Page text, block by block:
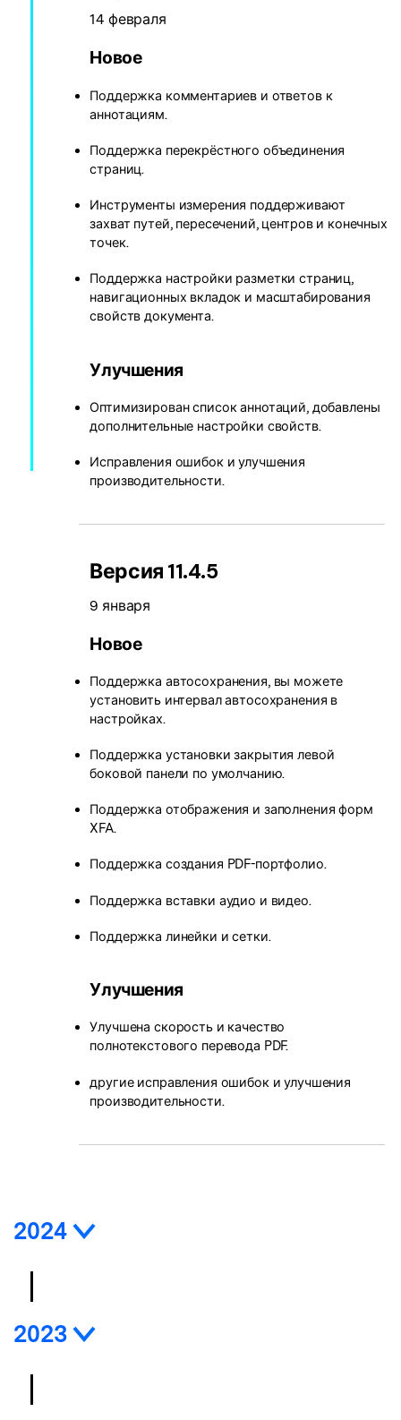
14 февраля
Новое
Поддержка комментариев и ответов к
аннотациям.
Поддержка перекрёстного объединения
страниц.
Инструменты измерения поддерживают
захват путей, пересечений, центров и конечных
точек.
Поддержка настройки разметки страниц,
навигационных вкладок и масштабирования
свойств документа.
Улучшения
Оптимизирован список аннотаций, добавлены
дополнительные настройки свойств.
Исправления ошибок и улучшения
производительности.
Версия 11.4.5
9 января
Новое
Поддержка автосохранения, вы можете
установить интервал автосохранения в
настройках.
Поддержка установки закрытия левой
боковой панели по умолчанию.
Поддержка отображения и заполнения форм
XFA.
Поддержка создания PDF-портфолио.
Поддержка вставки аудио и видео.
Поддержка линейки и сетки.
Улучшения
Улучшена скорость и качество
полнотекстового перевода PDF.
другие исправления ошибок и улучшения
производительности.
2024
2023